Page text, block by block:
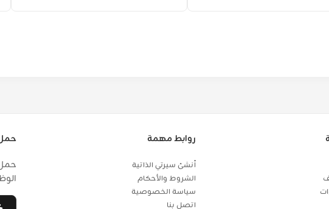
روابط مهمة
أنشئ سيرتي الذاتية
الشروط والأحكام
سياسة الخصوصية
اتصل بنا